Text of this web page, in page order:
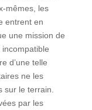
mêmes, les
entrent en
une mission de
incompatible
d’une telle
ne les
sur le terrain.
par les